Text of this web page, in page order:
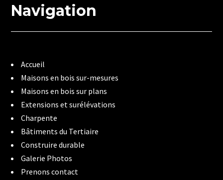
Navigation
Accueil
Maisons en bois sur-mesures
Maisons en bois sur plans
Extensions et surélévations
Charpente
Bâtiments du Tertiaire
Construire durable
Galerie Photos
Prenons contact